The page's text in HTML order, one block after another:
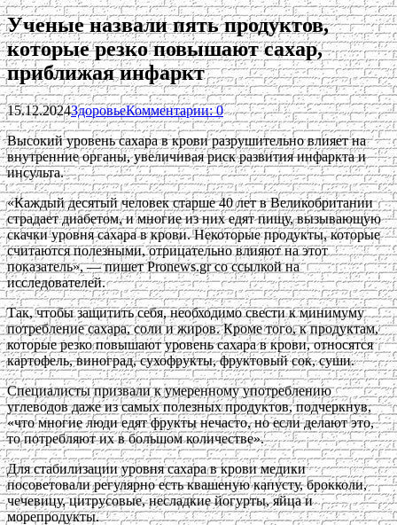
Ученые назвали пять продуктов,
которые резко повышают сахар,
приближая инфаркт
15.12.2024ЗдоровьеКомментарии: 0
Высокий уровень сахара в крови разрушительно влияет на
внутренние органы, увеличивая риск развития инфаркта и
инсульта.
«Каждый десятый человек старше 40 лет в Великобритании
страдает диабетом, и многие из них едят пищу, вызывающую
скачки уровня сахара в крови. Некоторые продукты, которые
считаются полезными, отрицательно влияют на этот
показатель», — пишет Pronews.gr со ссылкой на
исследователей.
Так, чтобы защитить себя, необходимо свести к минимуму
потребление сахара, соли и жиров. Кроме того, к продуктам,
которые резко повышают уровень сахара в крови, относятся
картофель, виноград, сухофрукты, фруктовый сок, суши.
Специалисты призвали к умеренному употреблению
углеводов даже из самых полезных продуктов, подчеркнув,
«что многие люди едят фрукты нечасто, но если делают это,
то потребляют их в большом количестве».
Для стабилизации уровня сахара в крови медики
посоветовали регулярно есть квашеную капусту, брокколи,
чечевицу, цитрусовые, несладкие йогурты, яйца и
морепродукты.